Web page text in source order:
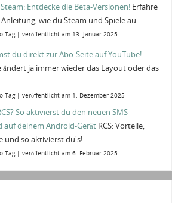
Entdecke die Beta-Versionen! Erfahre
wie du Steam und Spiele au...
Tag|veröffentlicht am 13. Januar 2025
du direkt zur Abo-Seite auf YouTube!
ändert ja immer wieder das Layout oder das
Tag|veröffentlicht am 1. Dezember 2025
So aktivierst du den neuen SMS-
auf deinem Android-Gerät RCS: Vorteile,
und so aktivierst du's!
Tag|veröffentlicht am 6. Februar 2025